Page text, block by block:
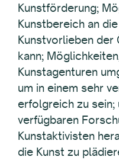
Kunstförderung;
Kunstbereich an
Kunstvorlieben der
kann;
Kunstagenturen
um in einem sehr
erfolgreich zu sein;
verfügbaren
Kunstaktivisten
die Kunst zu